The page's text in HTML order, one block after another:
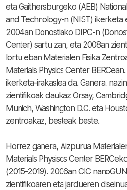
eta Gaithersburgeko (AEB)
and Technology-n (NIST) ikerketa
2004an Donostiako DIPC-n
Center) sartu zan, eta 2008an
lortu eban Materialen Fisika
Materials Physics Center
ikerketa-irakaslea da. Ganera,
zientifikoak daukaz Orsay,
Munich, Washington D.C. eta
zentroakaz, besteak beste.
Horrez ganera, Aizpurua
Materials Physiscs Center
(2015-2019). 2006an CIC
zientifikoaren eta jardueren